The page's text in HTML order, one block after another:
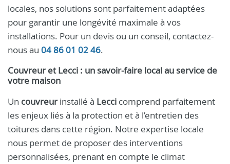
locales, nos solutions sont parfaitement adaptées
pour garantir une longévité maximale à vos
installations. Pour un devis ou un conseil, contactez-
nous au 04 86 01 02 46.
Couvreur et Lecci : un savoir-faire local au service de
votre maison
Un couvreurinstallé à Lecci comprend parfaitement
les enjeux liés à la protection et à l’entretien des
toitures dans cette région. Notre expertise locale
nous permet de proposer des interventions
personnalisées, prenant en compte le climat